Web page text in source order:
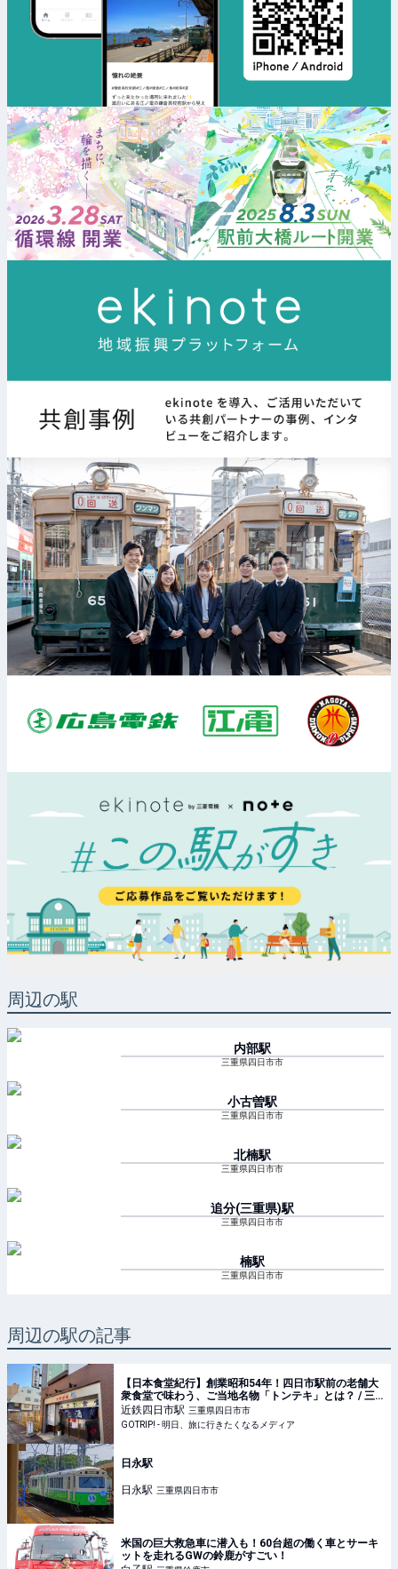
周辺の駅
内部駅
三重県四日市市
小古曽駅
三重県四日市市
北楠駅
三重県四日市市
追分(三重県)駅
三重県四日市市
楠駅
三重県四日市市
周辺の駅の記事
【日本食堂紀行】創業昭和54年！四日市駅前の老舗大
衆食堂で味わう、ご当地名物「トンテキ」とは？ / 三
重県四日市市の「あさひ食堂」 - GOTRIP!
近鉄四日市駅 三重県四日市市
GOTRIP! - 明日、旅に行きたくなるメディア
日永駅
日永駅 三重県四日市市
米国の巨大救急車に潜入も！60台超の働く車とサーキ
ットを走れるGWの鈴鹿がすごい！